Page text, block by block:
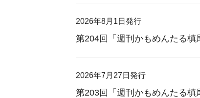
2026年8月1日発行
第204回「週刊かもめんたる槙
2026年7月27日発行
第203回「週刊かもめんたる槙